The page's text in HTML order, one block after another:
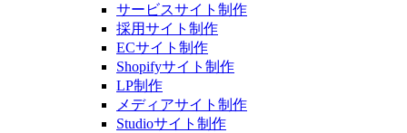
サービスサイト制作
採用サイト制作
ECサイト制作
Shopifyサイト制作
LP制作
メディアサイト制作
Studioサイト制作